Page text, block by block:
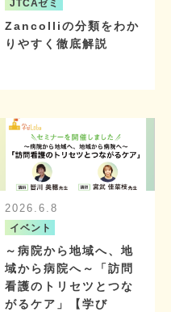
JTCAゼミ
Zancolliの分類をわか
りやすく徹底解説
2026.6.8
イベント
～病院から地域へ、地
域から病院へ～「訪問
看護のトリセツとつな
がるケア」【学び